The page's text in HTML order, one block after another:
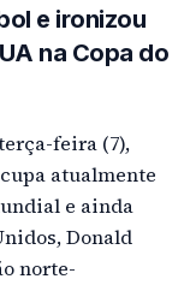
e ironizou
na Copa do
feira (7),
atualmente
e ainda
Donald
norte-